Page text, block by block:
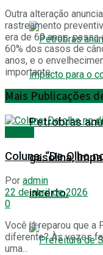
Petrobras
gasolina;
incerto.
Outra alteração
rastreamento
era de 69 anos, passa
60% dos casos de
anos, e o
importante.
Mais Publicações
Coluna: “De Olho
Por admin
22 de abril de 2026
0
Você já reparou que a
diferente? Às vezes
uma...